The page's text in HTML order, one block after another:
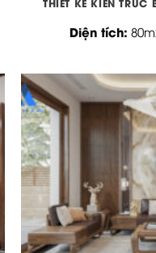
Diện tích: